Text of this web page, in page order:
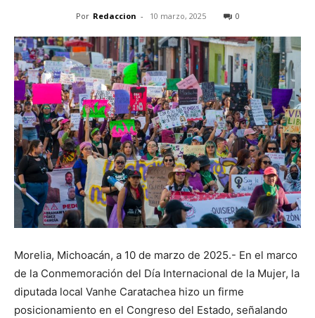
Por Redaccion - 10 marzo, 2025 0
Morelia, Michoacán, a 10 de marzo de 2025.- En el marco
de la Conmemoración del Día Internacional de la Mujer, la
diputada local Vanhe Caratachea hizo un firme
posicionamiento en el Congreso del Estado, señalando